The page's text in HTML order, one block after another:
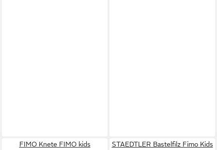
FIMO Knete FIMO kids
STAEDTLER Bastelfilz Fimo Kids